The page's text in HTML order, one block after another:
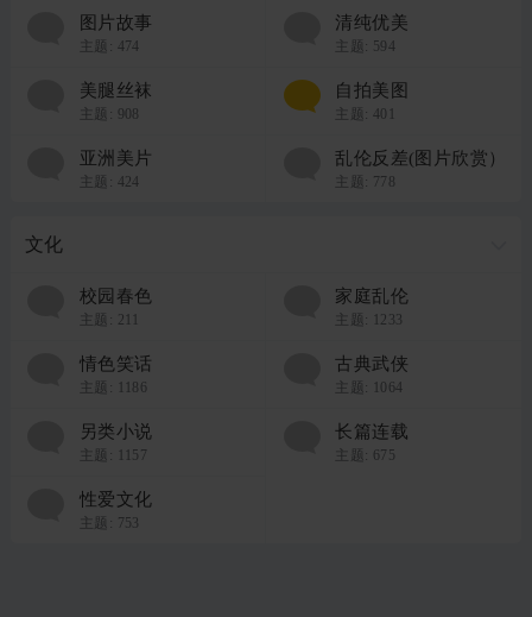
图片故事
主题: 474
清纯优美
主题: 594
美腿丝袜
主题: 908
自拍美图
主题:401
亚洲美片
主题: 424
乱伦反差(图片欣赏）
主题: 778
文化
校园春色
主题: 211
家庭乱伦
主题: 1233
情色笑话
主题: 1186
古典武侠
主题: 1064
另类小说
主题: 1157
长篇连载
主题: 675
性爱文化
主题: 753